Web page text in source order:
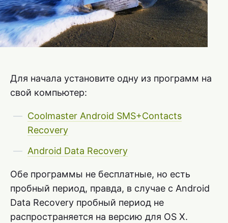
Для начала установите одну из программ на
свой компьютер:
Coolmaster Android SMS+Contacts
Recovery
Android Data Recovery
Обе программы не бесплатные, но есть
пробный период, правда, в случае с Android
Data Recovery пробный период не
распространяется на версию для OS X.